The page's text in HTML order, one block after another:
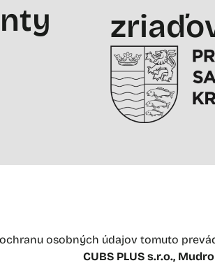
osobných údajov tomuto
CUBS PLUS s.r.o.,